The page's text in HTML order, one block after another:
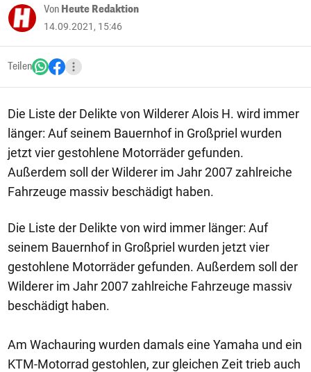
Von Heute Redaktion
14.09.2021, 15:46
Teilen
Die Liste der Delikte von Wilderer Alois H. wird immer
länger: Auf seinem Bauernhof in Großpriel wurden
jetzt vier gestohlene Motorräder gefunden.
Außerdem soll der Wilderer im Jahr 2007 zahlreiche
Fahrzeuge massiv beschädigt haben.
Die Liste der Delikte von wird immer länger: Auf
seinem Bauernhof in Großpriel wurden jetzt vier
gestohlene Motorräder gefunden. Außerdem soll der
Wilderer im Jahr 2007 zahlreiche Fahrzeuge massiv
beschädigt haben.
Am Wachauring wurden damals eine Yamaha und ein
KTM-Motorrad gestohlen, zur gleichen Zeit trieb auch